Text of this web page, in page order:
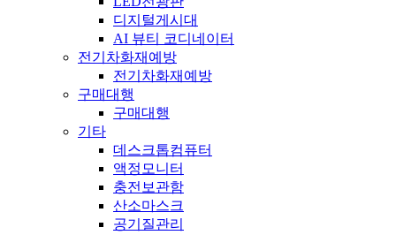
디지털게시대
AI 뷰티 코디네이터
전기차화재예방
전기차화재예방
구매대행
구매대행
기타
데스크톱컴퓨터
액정모니터
충전보관함
산소마스크
공기질관리